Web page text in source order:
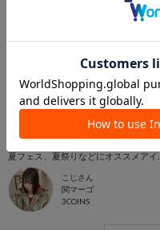
こじさん
関マーゴ
3COINS